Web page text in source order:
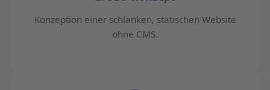
Konzeption einer schlanken, statischen Website
ohne CMS.